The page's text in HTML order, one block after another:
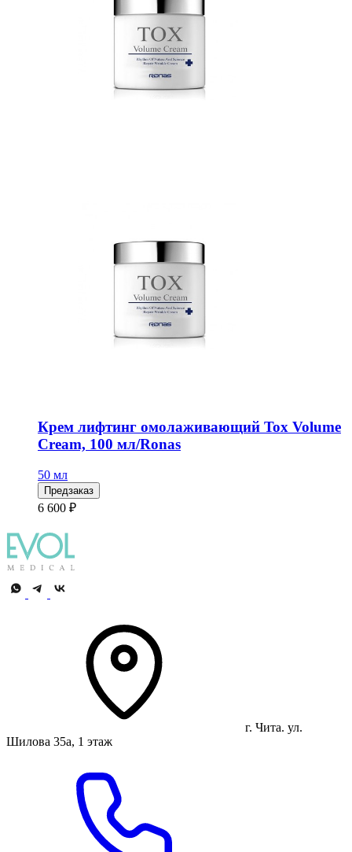
Крем лифтинг омолаживающий Tox Volume
Cream, 100 мл/Ronas
50 мл
Предзаказ
6 600 ₽
г. Чита. ул.
Шилова 35а, 1 этаж